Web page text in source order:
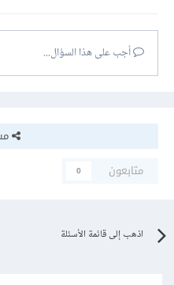
أجب على هذا السؤال...
متابعون
0
اذهب إلى قائمة الأسئلة